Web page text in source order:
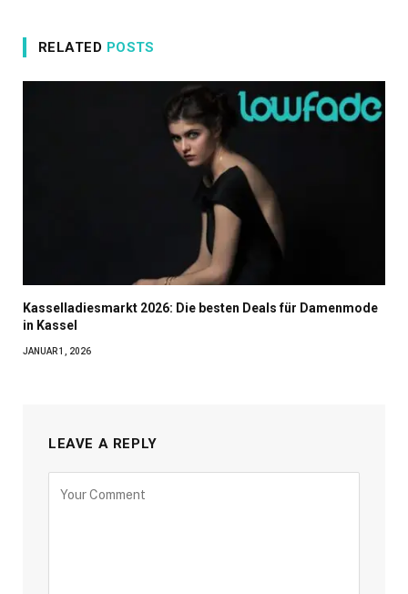
RELATED POSTS
Kasselladiesmarkt 2026: Die besten Deals für Damenmode
in Kassel
JANUAR 1, 2026
LEAVE A REPLY